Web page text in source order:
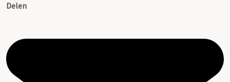
Delen